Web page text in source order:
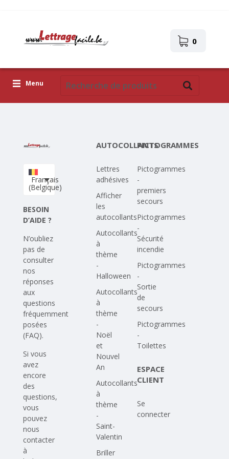
0
Menu
Téléchargez votre propre conception
Corona Covid-19
Français
(Belgique)
BESOIN
D’AIDE ?
N’oubliez
pas de
consulter
nos
réponses
aux
questions
fréquemment
posées
(FAQ).
Si vous
avez
encore
des
questions,
vous
pouvez
nous
contacter
à
AUTOCOLLANTS
Lettres
adhésives
Afficher
les
autocollants
Autocollants
à
thème
-
Halloween
Autocollants
à
thème
-
Noël
et
Nouvel
An
Autocollants
à
thème
-
Saint-
Valentin
Briller
PICTOGRAMMES
Pictogrammes
-
premiers
secours
Pictogrammes
-
Sécurité
incendie
Pictogrammes
-
Sortie
de
secours
Pictogrammes
-
Toilettes
ESPACE
CLIENT
Se
connecter